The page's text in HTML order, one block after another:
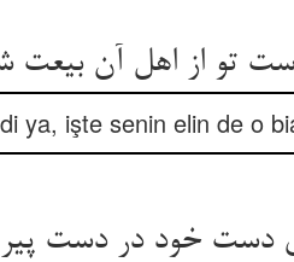
ya, işte senin elin de o